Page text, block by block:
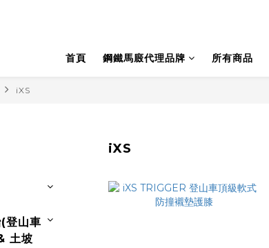
首頁 鋼鐵馬廄代理品牌 所有商品
iXS
登山車
土坡
iXS